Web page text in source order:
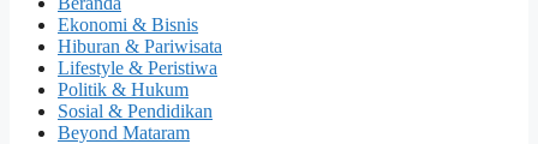
Ekonomi & Bisnis
Hiburan & Pariwisata
Lifestyle & Peristiwa
Politik & Hukum
Sosial & Pendidikan
Beyond Mataram